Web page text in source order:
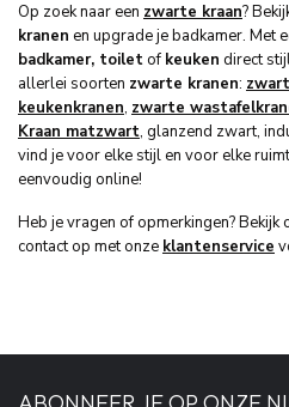
Op zoek naar een zwarte kraan?
kranen en upgrade je badkamer. Met
badkamer, toiletof keuken direct
allerlei soorten zwarte kranen:
keukenkranen, zwarte
Kraan matzwart, glanzend zwart,
vind je voor elke stijl en voor elke
eenvoudig online!
Heb je vragen of opmerkingen? Bekijk
contact op met onze klantenservice